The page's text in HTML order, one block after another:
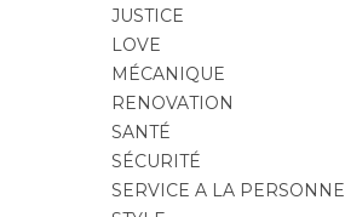
JUSTICE
LOVE
MÉCANIQUE
RENOVATION
SANTÉ
SÉCURITÉ
SERVICE A LA PERSONNE